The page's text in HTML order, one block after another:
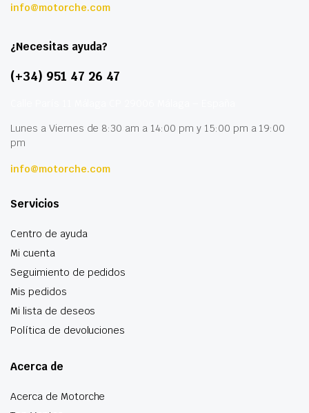
info@motorche.com
¿Necesitas ayuda?
(+34) 951 47 26 47
Lunes a Viernes de 8:30 am a 14:00 pm y 15:00 pm a 19:00
pm
info@motorche.com
Servicios
Centro de ayuda
Mi cuenta
Seguimiento de pedidos
Mis pedidos
Mi lista de deseos
Política de devoluciones
Acerca de
Acerca de Motorche